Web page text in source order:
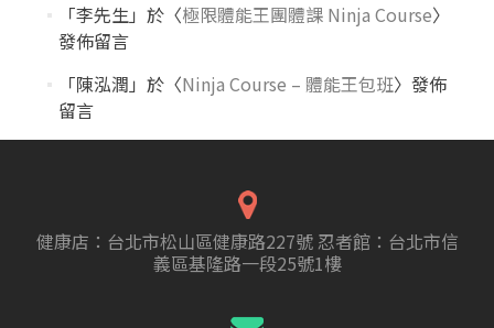
「李先生」於〈極限體能王團體課 Ninja Course〉
發佈留言
「陳泓潤 」於〈Ninja Course – 體能王包班〉發佈
留言
健康店：台北市松山區健康路227號 忍者館：台北市信
義區基隆路一段25號1樓